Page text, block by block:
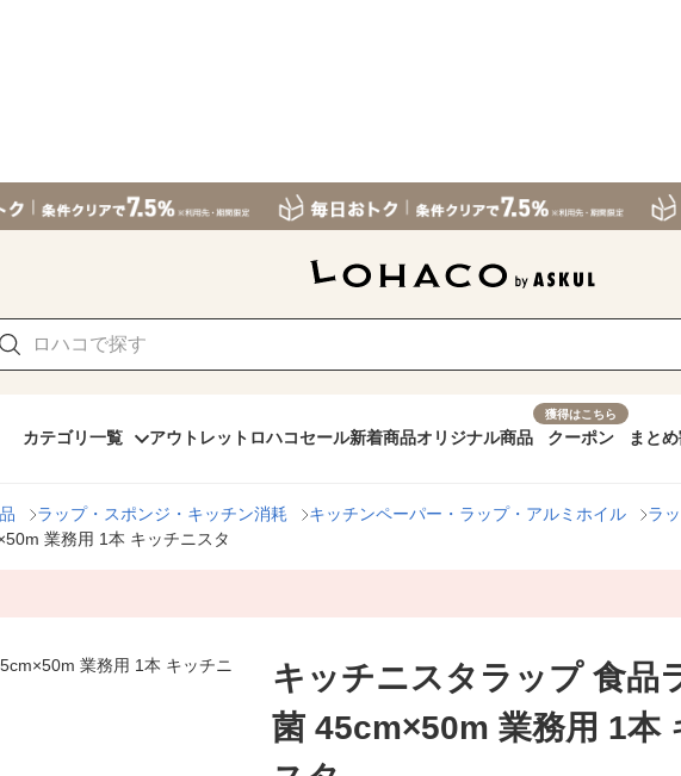
カテゴリ一覧 アウトレット ロハコセール新着商品オリジナル商品
獲得はこちら
クーポン まとめ
ラップ・スポンジ・キッチン消耗 キッチンペーパー・ラップ・アルミホイル
ラ
業務用 1本 キッチニスタ
キッチニスタラップ 食品
菌 45cm×50m 業務用 1本